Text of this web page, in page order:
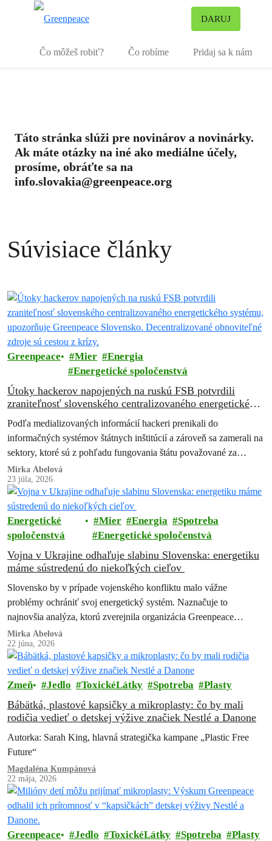
DARUJ
Čo môžeš robiť? Čo robíme Pridaj sa k nám
Táto stránka slúži pre novinárov a novinárky.
Ak máte otázky na iné ako mediálne účely,
prosíme, obráťte sa na
info.slovakia@greenpeace.org
Súvisiace články
Greenpeace Mier
Energia
Energetické spoločenstvá
Útoky hackerov napojených na ruskú FSB potvrdili
zraniteľnosť slovenského centralizovaného energetického
systému, upozorňuje Greenpeace Slovensko.
Decentralizované obnoviteľné zdroje sú cestou z krízy.
Podľa medializovaných informácií hackeri prenikali do
informačných systémov štátnych inštitúcií a zároveň sa zamerali na
sektory, ktoré sú z pohľadu fungovania štátu považované za
kritické. Išlo najmä o energetiku, obranný…
Mirka Ábelová
23 júla, 2026
Energetické
spoločenstvá
Mier Energia
Spotreba
Energetické spoločenstvá
Vojna v Ukrajine odhaľuje slabinu Slovenska: energetiku
máme sústredenú do niekoľkých cieľov
Slovensko by v prípade vojenského konfliktu malo vážne
problémy ochrániť svoj energetický systém. Naznačuje to
najnovšia analýza, ktorú zverejnila organizácia Greenpeace
Slovensko na základe konkrétnych skúseností z Ukrajiny. Tie
ukazujú,…
Mirka Ábelová
22 júna, 2026
Zmeň Jedlo ToxickéLátky Spotreba Plasty
Bábätká, plastové kapsičky a mikroplasty: čo by mali
rodičia vedieť o detskej výžive značiek Nestlé a Danone
Autorka: Sarah King, hlavná strategička kampane „Plastic Free
Future“
Magdaléna Kumpánová
22 mája, 2026
Greenpeace Jedlo ToxickéLátky Spotreba Plasty